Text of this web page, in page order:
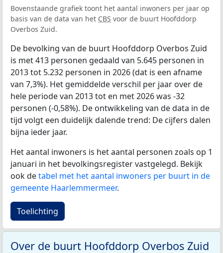
Bovenstaande grafiek toont het aantal inwoners per jaar op
basis van de data van het CBS voor de buurt Hoofddorp
Overbos Zuid.
De bevolking van de buurt Hoofddorp Overbos Zuid
is met 413 personen gedaald van 5.645 personen in
2013 tot 5.232 personen in 2026 (dat is een afname
van 7,3%). Het gemiddelde verschil per jaar over de
hele periode van 2013 tot en met 2026 was -32
personen (-0,58%). De ontwikkeling van de data in de
tijd volgt een duidelijk dalende trend: De cijfers dalen
bijna ieder jaar.
Het aantal inwoners is het aantal personen zoals op 1
januari in het bevolkingsregister vastgelegd. Bekijk
ook detabel met het aantal inwoners per buurt in de
gemeente Haarlemmermeer.
Toelichting
Over de buurt Hoofddorp Overbos Zuid